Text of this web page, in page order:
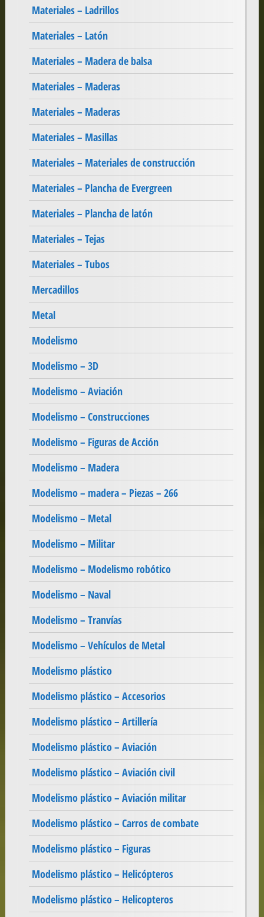
Materiales – Ladrillos
Materiales – Latón
Materiales – Madera de balsa
Materiales – Maderas
Materiales – Maderas
Materiales – Masillas
Materiales – Materiales de construcción
Materiales – Plancha de Evergreen
Materiales – Plancha de latón
Materiales – Tejas
Materiales – Tubos
Mercadillos
Metal
Modelismo
Modelismo – 3D
Modelismo – Aviación
Modelismo – Construcciones
Modelismo – Figuras de Acción
Modelismo – Madera
Modelismo – madera – Piezas – 266
Modelismo – Metal
Modelismo – Militar
Modelismo – Modelismo robótico
Modelismo – Naval
Modelismo – Tranvías
Modelismo – Vehículos de Metal
Modelismo plástico
Modelismo plástico – Accesorios
Modelismo plástico – Artillería
Modelismo plástico – Aviación
Modelismo plástico – Aviación civil
Modelismo plástico – Aviación militar
Modelismo plástico – Carros de combate
Modelismo plástico – Figuras
Modelismo plástico – Helicópteros
Modelismo plástico – Helicopteros